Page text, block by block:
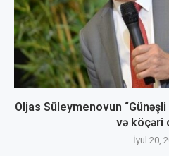
Oljas Süleymenovun
və köçəri
İyul 20,